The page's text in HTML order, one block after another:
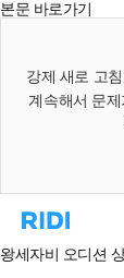
본문 바로가기
강제 새로 고
계속해서 문
리
홈
왕세자비 오디션